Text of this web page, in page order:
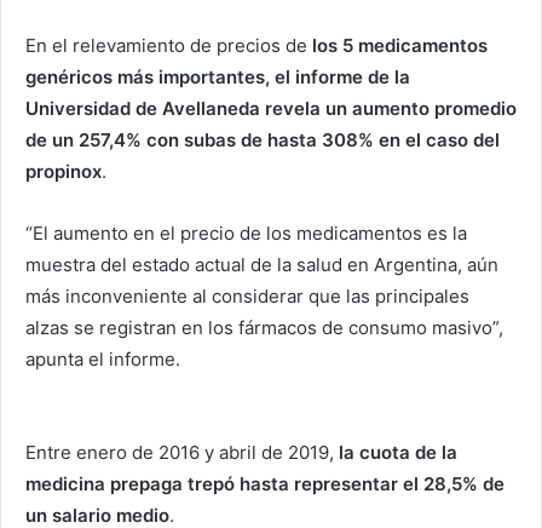
En el relevamiento de precios de los 5 medicamentos
genéricos más importantes, el informe de la
Universidad de Avellaneda revela un aumento promedio
de un 257,4% con subas de hasta 308% en el caso del
propinox.
“El aumento en el precio de los medicamentos es la
muestra del estado actual de la salud en Argentina, aún
más inconveniente al considerar que las principales
alzas se registran en los fármacos de consumo masivo”,
apunta el informe.
Entre enero de 2016 y abril de 2019, la cuota de la
medicina prepaga trepó hasta representar el 28,5% de
un salario medio.